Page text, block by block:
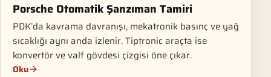
Porsche Otomatik Şanzıman Tamiri
PDK’da kavrama davranışı, mekatronik basınç ve yağ
sıcaklığı aynı anda izlenir. Tiptronic araçta ise
konvertör ve valf gövdesi çizgisi öne çıkar.
Oku